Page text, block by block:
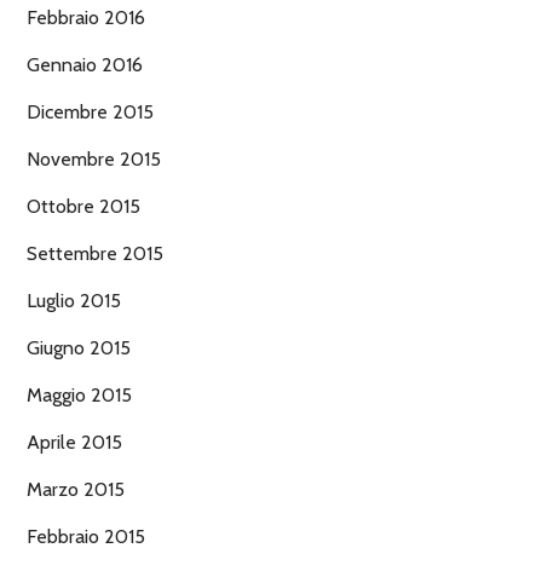
Febbraio 2016
Gennaio 2016
Dicembre 2015
Novembre 2015
Ottobre 2015
Settembre 2015
Luglio 2015
Giugno 2015
Maggio 2015
Aprile 2015
Marzo 2015
Febbraio 2015